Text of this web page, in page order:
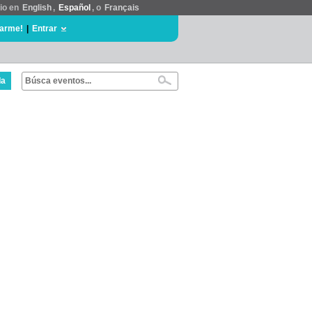
en English , Español , o Français
Entrar